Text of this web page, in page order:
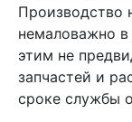
Производство
немаловажно
этим не
запчастей и
сроке службы